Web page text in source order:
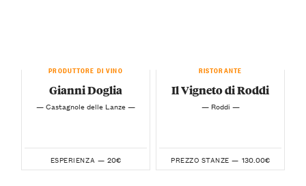
PRODUTTORE DI VINO
Gianni Doglia
— Castagnole delle Lanze —
ESPERIENZA — 20€
RISTORANTE
Il Vigneto di Roddi
— Roddi —
PREZZO STANZE — 130.00€